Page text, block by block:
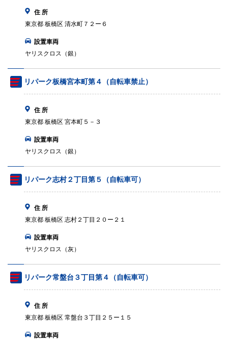
住 所
東京都 板橋区 清水町７２ー６
設置車両
ヤリスクロス（銀）
リパーク板橋宮本町第４（自転車禁止）
住 所
東京都 板橋区 宮本町５－３
設置車両
ヤリスクロス（銀）
リパーク志村２丁目第５（自転車可）
住 所
東京都 板橋区 志村２丁目２０ー２１
設置車両
ヤリスクロス（灰）
リパーク常盤台３丁目第４（自転車可）
住 所
東京都 板橋区 常盤台３丁目２５ー１５
設置車両